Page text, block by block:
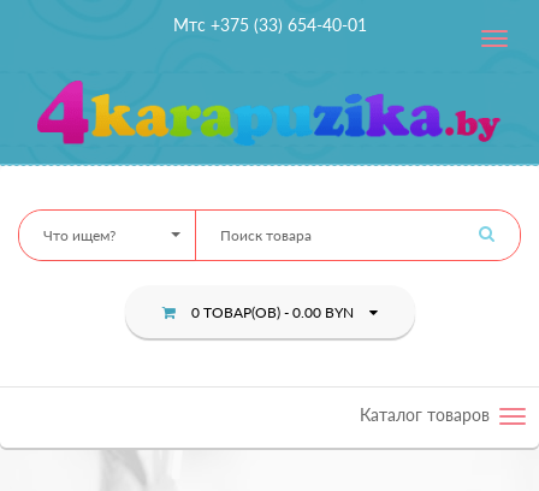
Мтс +375 (33) 654-40-01
Toggle
Что ищем?
0 ТОВАР(ОВ) - 0.00 BYN
Каталог товаров